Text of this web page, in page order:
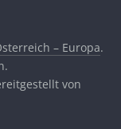
– Europa.
von